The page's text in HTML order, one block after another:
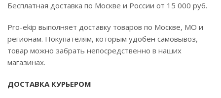
Бесплатная доставка по Москве и России от 15 000 руб.
Pro-ekip выполняет доставку товаров по Москве, МО и
регионам. Покупателям, которым удобен самовывоз,
товар можно забрать непосредственно в наших
магазинах.
ДОСТАВКА КУРЬЕРОМ